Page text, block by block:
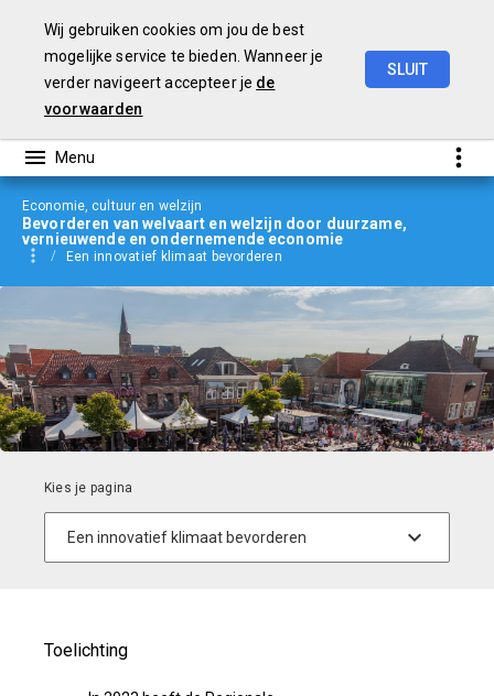
Wij gebruiken cookies om jou de best
mogelijke service te bieden. Wanneer je
verder navigeert accepteer je de
voorwaarden
SLUIT
Economie, cultuur en welzijn
Bevorderen van welvaart en welzijn door duurzame,
vernieuwende en ondernemende economie
Een innovatief klimaat bevorderen
Toelichting